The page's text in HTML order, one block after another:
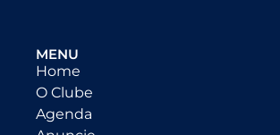
MENU
Home
O Clube
Agenda